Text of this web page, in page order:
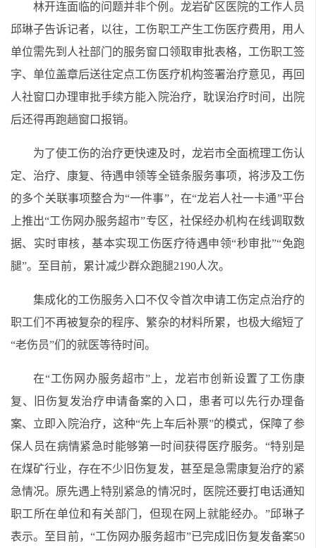
林开连面临的问题并非个例。龙岩矿区医院的工作人员
邱琳子告诉记者，以往，工伤职工产生工伤医疗费用，用人
单位需先到人社部门的服务窗口领取审批表格，工伤职工签
字、单位盖章后送往定点工伤医疗机构签署治疗意见，再回
人社窗口办理审批手续方能入院治疗，耽误治疗时间，出院
后还得再跑趟窗口报销。
为了使工伤的治疗更快速及时，龙岩市全面梳理工伤认
定、治疗、康复、待遇申领等全链条服务事项，将涉及工伤
的多个关联事项整合为“一件事”，在“龙岩人社一卡通”平台
上推出“工伤网办服务超市”专区，社保经办机构在线调取数
据、实时审核，基本实现工伤医疗待遇申领“秒审批”“免跑
腿”。至目前，累计减少群众跑腿2190人次。
集成化的工伤服务入口不仅令首次申请工伤定点治疗的
职工们不再被复杂的程序、繁杂的材料所累，也极大缩短了
“老伤员”们的就医等待时间。
在“工伤网办服务超市”上，龙岩市创新设置了工伤康
复、旧伤复发治疗申请备案的入口，患者可以先行办理备
案、立即入院治疗，这种“先上车后补票”的模式，保障了参
保人员在病情紧急时能够第一时间获得医疗服务。“特别是
在煤矿行业，存在不少旧伤复发，甚至是急需康复治疗的紧
急情况。原先遇上特别紧急的情况时，医院还要打电话通知
职工所在单位和有关部门，但现在网上就能经办。”邱琳子
表示。至目前，“工伤网办服务超市”已完成旧伤复发备案50